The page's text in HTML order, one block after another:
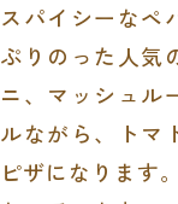
スパイシーなペ
ぷりのった人気
ニ、マッシュル
ルながら、トマ
ピザになります。